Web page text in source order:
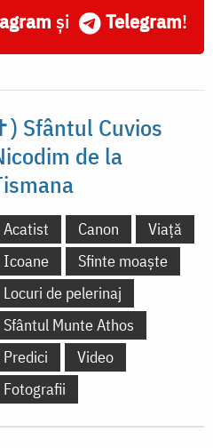
și Telegram!
Sfântul Cuvios
de la
Acatist Canon
Viață
Icoane
Sfinte moaște
Locuri de pelerinaj
Sfântul Munte Athos
Predici
Video
Fotografii